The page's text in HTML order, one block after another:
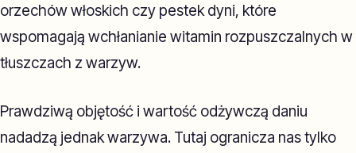
orzechów włoskich czy pestek dyni, które
wspomagają wchłanianie witamin rozpuszczalnych w
tłuszczach z warzyw.
Prawdziwą objętość i wartość odżywczą daniu
nadadzą jednak warzywa. Tutaj ogranicza nas tylko